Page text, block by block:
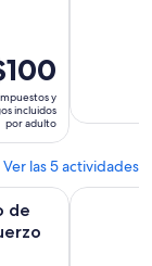
de
por
adulto
y
incluidos
por adulto
Ver las 5 actividades
de
almuerzo de 3
Aprende